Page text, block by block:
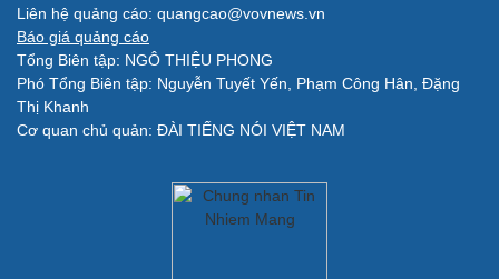
Liên hệ quảng cáo: quangcao@vovnews.vn
Báo giá quảng cáo
Tổng Biên tập: NGÔ THIỆU PHONG
Phó Tổng Biên tập: Nguyễn Tuyết Yến, Phạm Công Hân, Đặng
Thị Khanh
Cơ quan chủ quản: ĐÀI TIẾNG NÓI VIỆT NAM